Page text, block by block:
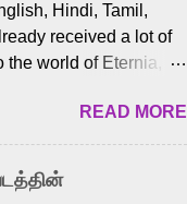
Hindi, Tamil,
received a lot of
world of Eternia,
playback
for memorable songs
from 7 Aum Arivu,
making him
READ MORE